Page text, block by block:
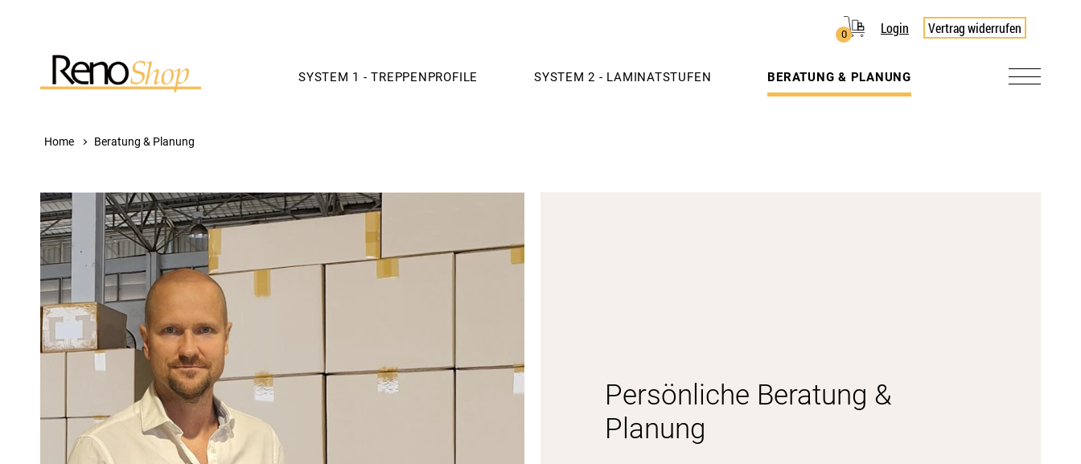
SYSTEM 1 - TREPPENPROFILE SYSTEM 2 - LAMINATSTUFEN BERATUNG & PLANUNG
0 Login Vertrag widerrufen
Home Beratung & Planung
Persönliche Beratung &
Planung